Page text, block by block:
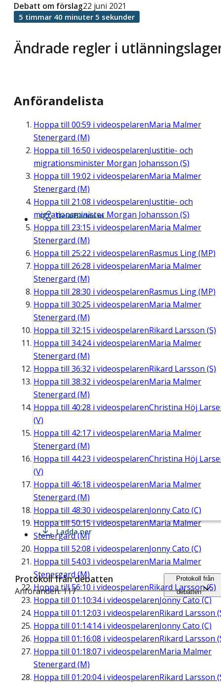
Ändrade regler i
Debatt om förslag22 juni 2021
5 timmar 40 minuter 5 sekunder
Anförandelista
Hoppa till 00:59 i videospelarenMaria Malmer
Stenergard (M)
Hoppa till 16:50 i videospelarenJustitie- och
migrationsminister Morgan Johansson (S)
Hoppa till 19:02 i videospelarenMaria Malmer
Stenergard (M)
Hoppa till 21:08 i videospelarenJustitie- och
migrationsminister Morgan Johansson (S)
Hoppa till 23:15 i videospelarenMaria Malmer
Stenergard (M)
Hoppa till 25:22 i videospelarenRasmus Ling (MP)
Hoppa till 26:28 i videospelarenMaria Malmer
Stenergard (M)
Hoppa till 28:30 i videospelarenRasmus Ling (MP)
Hoppa till 30:25 i videospelarenMaria Malmer
Stenergard (M)
Hoppa till 32:15 i videospelarenRikard Larsson (S)
Hoppa till 34:24i videospelarenMaria Malmer
Stenergard (M)
Hoppa till 36:32 i videospelarenRikard Larsson (S)
Hoppa till 38:32 i videospelarenMaria Malmer
Stenergard (M)
Hoppa till 40:28 i videospelarenChristina Höj
(V)
Hoppa till 42:17 i videospelarenMaria Malmer
Stenergard (M)
Hoppa till 44:23 i videospelarenChristina Höj
(V)
Hoppa till 46:18 i videospelarenMaria Malmer
Stenergard (M)
Hoppa till 48:30 i videospelarenJonny Cato (C)
Hoppa till50:15i videospelarenMaria Malmer
Stenergard (M)
Hoppa till 52:08 i videospelarenJonny Cato (C)
Hoppa till 54:03 i videospelarenMaria Malmer
Stenergard (M)
Hoppa till56:10 i videospelarenRikard Larsson (S)
Hoppa till 01:10:34i videospelarenJonny Cato (C)
Hoppa till 01:12:03 i videospelarenRikard Larsson
Hoppa till 01:14:14i videospelarenJonny Cato (C)
Hoppa till 01:16:08 i videospelarenRikard Larsson
Hoppa till 01:18:07 i videospelarenMaria Malmer
Stenergard (M)
Hoppa till 01:20:04i videospelarenRikard Larsson
Dela/Bädda in
Ladda ner
Protokoll från debatten
Anföranden: 117
Protokoll från
debatten